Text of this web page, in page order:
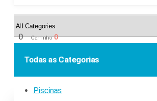
0 Carrinho0
Todas as Categorias
Piscinas